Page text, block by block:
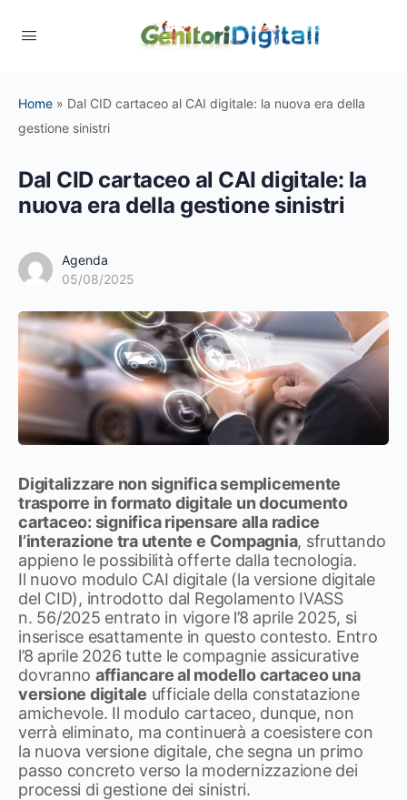
Home » Dal CID cartaceo al CAI digitale: la nuova era della
gestione sinistri
Dal CID cartaceo al CAI digitale: la
nuova era della gestione sinistri
Agenda
05/08/2025
Digitalizzare non significa semplicemente
trasporre in formato digitale un documento
cartaceo: significa ripensare alla radice
l’interazione tra utente e Compagnia, sfruttando
appieno le possibilità offerte dalla tecnologia.
Il nuovo modulo CAI digitale (la versione digitale
del CID), introdotto dal Regolamento IVASS
n. 56/2025 entrato in vigore l’8 aprile 2025, si
inserisce esattamente in questo contesto. Entro
l’8 aprile 2026 tutte le compagnie assicurative
dovranno affiancare al modello cartaceo una
versione digitale ufficiale della constatazione
amichevole. Il modulo cartaceo, dunque, non
verrà eliminato, ma continuerà a coesistere con
la nuova versione digitale, che segna un primo
passo concreto verso la modernizzazione dei
processi di gestione dei sinistri.